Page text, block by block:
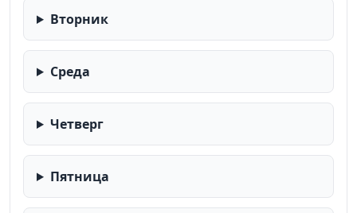
Вторник
Среда
Четверг
Пятница